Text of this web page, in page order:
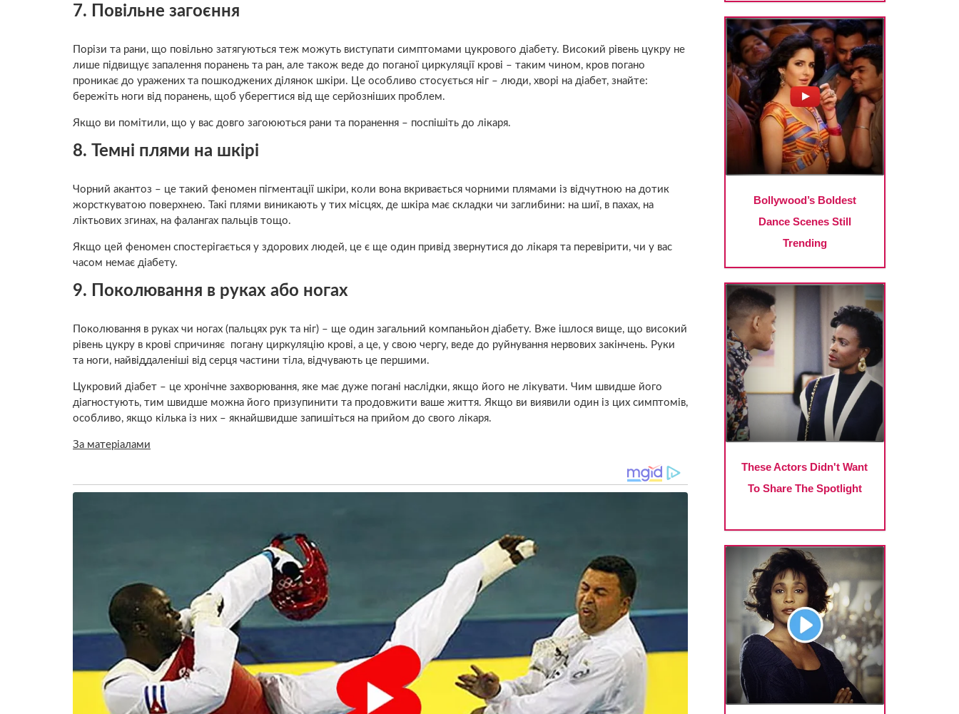
7. Повільне загоєння
Порізи та рани, що повільно затягуються теж можуть виступати симптомами цукрового діабету. Високий рівень цукру не
лише підвищує запалення поранень та ран, але також веде до поганої циркуляції крові – таким чином, кров погано
проникає до уражених та пошкоджених ділянок шкіри. Це особливо стосується ніг – люди, хворі на діабет, знайте:
бережіть ноги від поранень, щоб уберегтися від ще серйозніших проблем.
Якщо ви помітили, що у вас довго загоюються рани та поранення – поспішіть до лікаря.
8. Темні плями на шкірі
Чорний акантоз – це такий феномен пігментації шкіри, коли вона вкривається чорними плямами із відчутною на дотик
жорсткуватою поверхнею. Такі плями виникають у тих місцях, де шкіра має складки чи заглибини: на шиї, в пахах, на
ліктьових згинах, на фалангах пальців тощо.
Якщо цей феномен спостерігається у здорових людей, це є ще один привід звернутися до лікаря та перевірити, чи у вас
часом немає діабету.
9. Поколювання в руках або ногах
Поколювання в руках чи ногах (пальцях рук та ніг) – ще один загальний компаньйон діабету. Вже ішлося вище, що високий
рівень цукру в крові спричиняє погану циркуляцію крові, а це, у свою чергу, веде до руйнування нервових закінчень. Руки
та ноги, найвіддаленіші від серця частини тіла, відчувають це першими.
Цукровий діабет – це хронічне захворювання, яке має дуже погані наслідки, якщо його не лікувати. Чим швидше його
діагностують, тим швидше можна його призупинити та продовжити ваше життя. Якщо ви виявили один із цих симптомів,
особливо, якщо кілька із них – якнайшвидше запишіться на прийом до свого лікаря.
За матеріалами